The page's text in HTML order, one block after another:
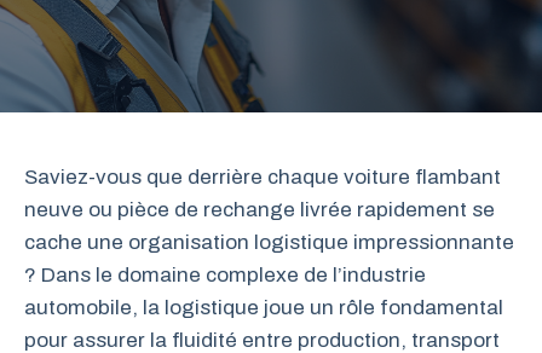
Saviez-vous que derrière chaque voiture flambant
neuve ou pièce de rechange livrée rapidement se
cache une organisation logistique impressionnante
? Dans le domaine complexe de l’industrie
automobile, la logistique joue un rôle fondamental
pour assurer la fluidité entre production, transport